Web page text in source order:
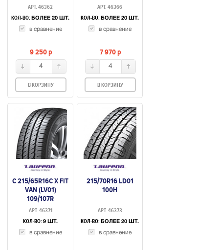
АРТ. 46362
КОЛ-ВО: БОЛЕЕ 20 ШТ.
в сравнение
9 250p
4
В КОРЗИНУ
АРТ. 46366
КОЛ-ВО: БОЛЕЕ 20 ШТ.
в сравнение
7 970p
4
В КОРЗИНУ
C 215/65R16C X FIT
VAN (LV01)
109/107R
АРТ. 46371
КОЛ-ВО: 9 ШТ.
в сравнение
215/70R16 LD01
100H
АРТ. 46373
КОЛ-ВО: БОЛЕЕ 20 ШТ.
в сравнение